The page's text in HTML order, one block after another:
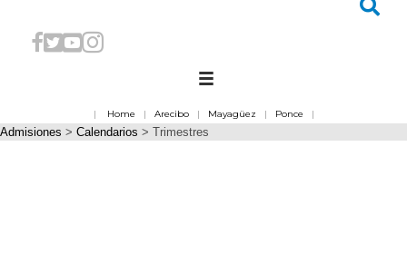
| Home | Arecibo| Mayagüez | Ponce |
Admisiones > Calendarios > Trimestres